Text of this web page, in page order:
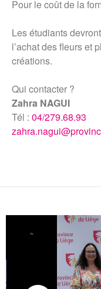
Pour le coût de la
Les étudiants
l’achat des fleurs et
créations.
Qui contacter ?
Zahra NAGUI
Tél : 04/279.68.93